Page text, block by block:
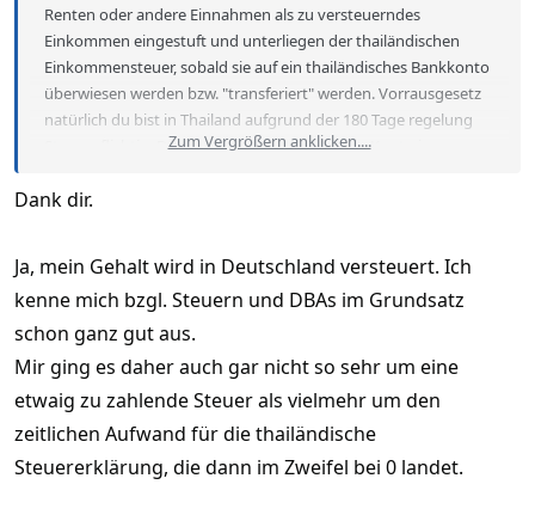
Renten oder andere Einnahmen als zu versteuerndes
Einkommen eingestuft und unterliegen der thailändischen
Einkommensteuer, sobald sie auf ein thailändisches Bankkonto
überwiesen werden bzw. "transferiert" werden. Vorrausgesetz
natürlich du bist in Thailand aufgrund der 180 Tage regelung
Steuerpflichtig. Demnach müstest du also ein Konto in
besteuert zu werden. Die Immigration dürfte das also weniger
du einen feste Wohnsitz in Thailand haben könnte da
nachgefragt werden. Wird dein Einkommen nicht sowieso zur
zeit in Deutschland versteuert? Durch das
Doppelbesteuerungsabkommen wird nur in einem Land Steuer
erhoben.
Zum Vergrößern anklicken....
Dank dir.
Ja, mein Gehalt wird in Deutschland versteuert. Ich
kenne mich bzgl. Steuern und DBAs im Grundsatz
schon ganz gut aus.
Mir ging es daher auch gar nicht so sehr um eine
etwaig zu zahlende Steuer als vielmehr um den
zeitlichen Aufwand für die thailändische
Steuererklärung, die dann im Zweifel bei 0 landet.